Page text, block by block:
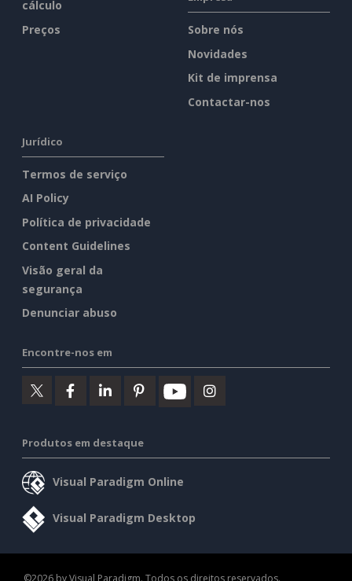
cálculo
Preços
Sobre nós
Novidades
Kit de imprensa
Contactar-nos
Jurídico
Termos de serviço
AI Policy
Política de privacidade
Content Guidelines
Visão geral da
segurança
Denunciar abuso
Encontre-nos em
Produtos em destaque
Visual Paradigm Online
Visual Paradigm Desktop
©2026 by Visual Paradigm. Todos os direitos reservados.